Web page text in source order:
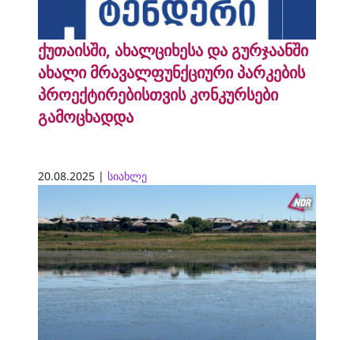
ქუთაისში, ახალციხესა და გურჯაანში
ახალი მრავალფუნქციური პარკების
პროექტირებისთვის კონკურსები
გამოცხადდა
20.08.2025 | სიახლე